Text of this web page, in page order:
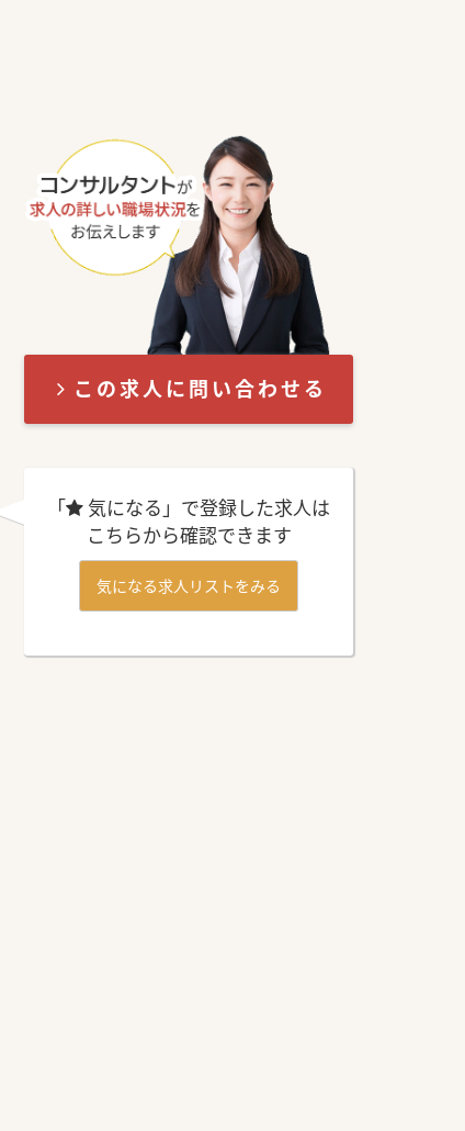
この求人に問い合わせる
「
気になる」で登録した求人は
こちらから確認できます
気になる求人リストをみる